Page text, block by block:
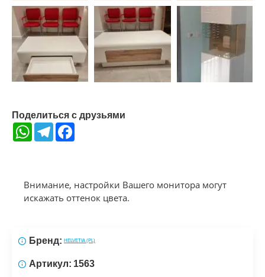
Поделиться с друзьями
WhatsAppTelegram
Внимание, настройки Вашего монитора могут
искажать оттенок цвета.
Бренд: HELVETIA (PL)
Артикул: 1563